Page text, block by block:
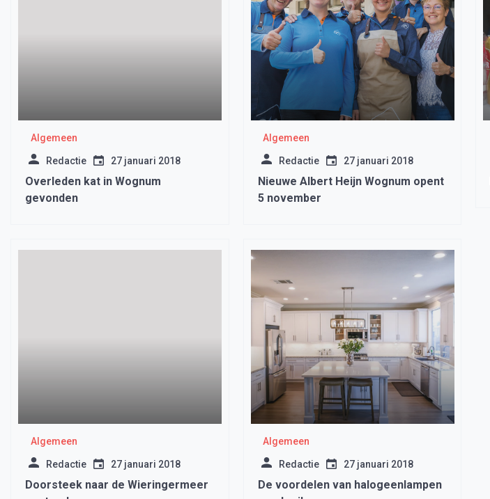
Algemeen
Redactie 27 januari 2018
Overleden kat in Wognum
gevonden
Algemeen
Redactie 27 januari 2018
Nieuwe Albert Heijn Wognum opent
5 november
Algemeen
Redactie 27 januari 2018
Doorsteek naar de Wieringermeer
Algemeen
Redactie 27 januari 2018
De voordelen van halogeenlampen